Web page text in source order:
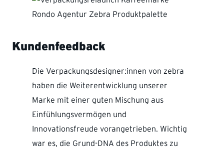
Kundenfeedback
Die Verpackungsdesigner:innen von zebra
haben die Weiterentwicklung unserer
Marke mit einer guten Mischung aus
Einfühlungsvermögen und
Innovationsfreude vorangetrieben. Wichtig
war es, die Grund-DNA des Produktes zu